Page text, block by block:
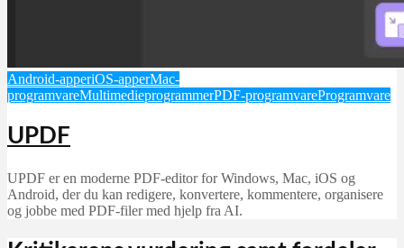
Android-apperiOS-apperMac-
programvareMultimedieprogrammerPDF-programvareProgramvare
UPDF
UPDF er en moderne PDF-editor for Windows, Mac, iOS og
Android, der du kan redigere, konvertere, kommentere, organisere
og jobbe med PDF-filer med hjelp fra AI.